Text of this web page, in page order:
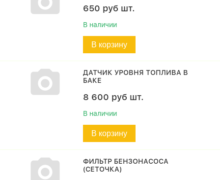
650 руб шт.
В наличии
В корзину
ДАТЧИК УРОВНЯ ТОПЛИВА В
БАКЕ
8 600 руб шт.
В наличии
В корзину
ФИЛЬТР БЕНЗОНАСОСА
(СЕТОЧКА)